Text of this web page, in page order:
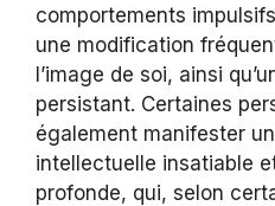
comportements
une modification
l’image de soi, ainsi
persistant. Certaines
également manifester
intellectuelle insatiable
profonde, qui, selon